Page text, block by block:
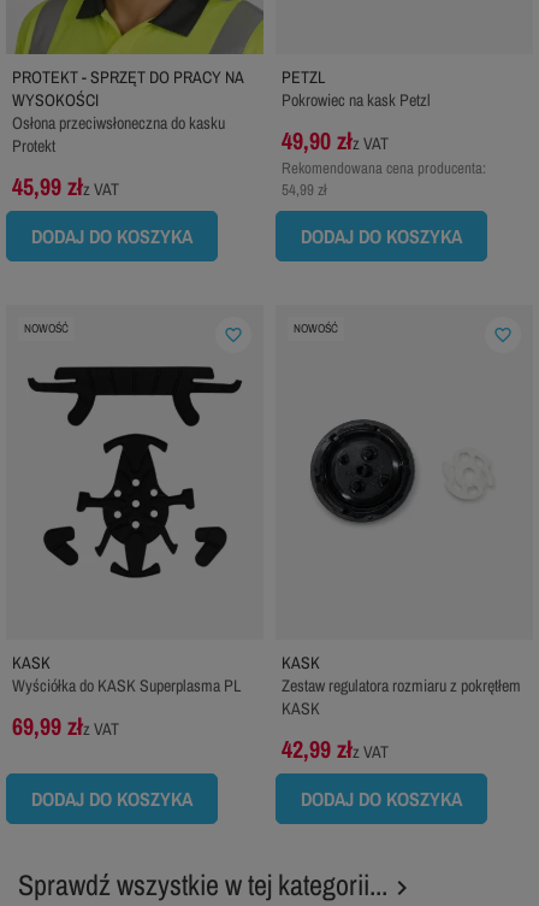
PROTEKT - SPRZĘT DO PRACY NA
WYSOKOŚCI
Osłona przeciwsłoneczna do kasku
Protekt
45,99 złz VAT
DODAJ DO KOSZYKA
PETZL
Pokrowiec na kask Petzl
49,90 złz VAT
Rekomendowana cena producenta:
54,99 zł
DODAJ DO KOSZYKA
NOWOŚĆ
KASK
Wyściółka do KASK Superplasma PL
69,99 złz VAT
DODAJ DO KOSZYKA
favorite_border NOWOŚĆ
KASK
Zestaw regulatora rozmiaru z pokrętłem
KASK
42,99 złz VAT
DODAJ DO KOSZYKA
favorite_border
Sprawdź wszystkie w tej kategorii... 